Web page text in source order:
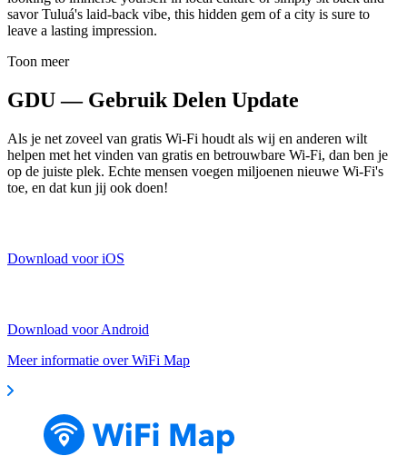
savor Tuluá's laid-back vibe, this hidden gem of a city is sure to
leave a lasting impression.
Toon meer
GDU — Gebruik Delen Update
Als je net zoveel van gratis Wi-Fi houdt als wij en anderen wilt
helpen met het vinden van gratis en betrouwbare Wi-Fi, dan ben je
op de juiste plek. Echte mensen voegen miljoenen nieuwe Wi-Fi's
toe, en dat kun jij ook doen!
Download voor iOS
Download voor Android
Meer informatie over WiFi Map